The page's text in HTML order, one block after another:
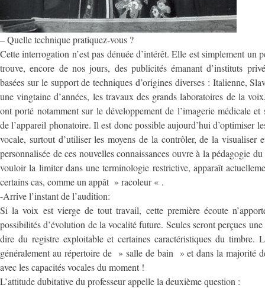
– Quelle technique pratiquez-vous ?
Cette interrogation n’est pas dénuée d’intérêt. Elle est simplement un
trouve, encore de nos jours, des publicités émanant d’instituts
basées sur le support de techniques d’origines diverses : Italienne,
une vingtaine d’années, les travaux des grands laboratoires de la
ont porté notamment sur le développement de l’imagerie médicale et
de l’appareil phonatoire. Il est donc possible aujourd’hui d’optimiser
vocale, surtout d’utiliser les moyens de la contrôler, de la visualiser
personnalisée de ces nouvelles connaissances ouvre à la pédagogie
vouloir la limiter dans une terminologie restrictive, apparaît
certains cas, comme un appât » racoleur « .
-Arrive l’instant de l’audition:
Si la voix est vierge de tout travail, cette première écoute
possibilités d’évolution de la vocalité future. Seules seront perçues
dire du registre exploitable et certaines caractéristiques du timbre.
généralement au répertoire de » salle de bain » et dans la majorité
avec les capacités vocales du moment !
L’attitude dubitative du professeur appelle la deuxième question :